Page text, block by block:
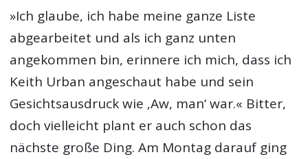
»Ich glaube, ich habe meine ganze Liste
abgearbeitet und als ich ganz unten
angekommen bin, erinnere ich mich, dass ich
Keith Urban angeschaut habe und sein
Gesichtsausdruck wie ‚Aw, man‘ war.« Bitter,
doch vielleicht plant er auch schon das
nächste große Ding. Am Montag darauf ging